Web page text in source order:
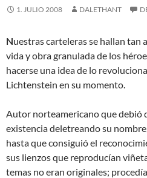
1. JULIO 2008 DALETHANT
Nuestras carteleras se hallan tan
vida y obra granulada de los
hacerse una idea de lo
Lichtenstein en su momento.
Autor norteamericano que debió
existencia deletreando su
hasta que consiguió el
sus lienzos que reproducían
temas no eran originales;